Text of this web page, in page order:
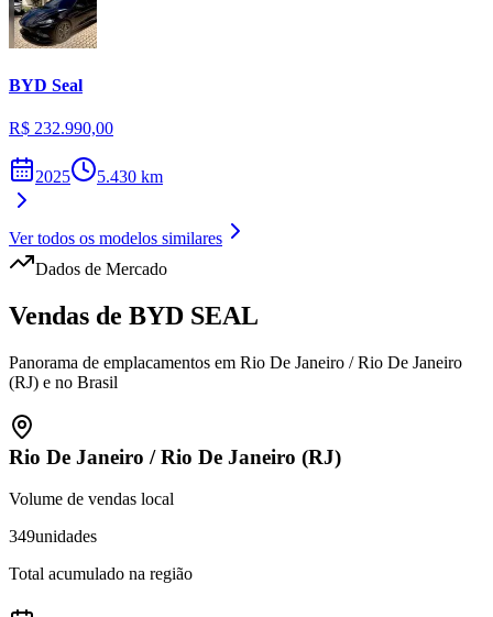
BYD Seal
R$ 232.990,00
2025 5.430 km
Ver todos os modelos similares
Dados de Mercado
Vendas de BYD SEAL
Panorama de emplacamentos em Rio De Janeiro / Rio De Janeiro
(RJ) e no Brasil
Rio De Janeiro /Rio De Janeiro (RJ)
Volume de vendas local
349unidades
Total acumulado na região